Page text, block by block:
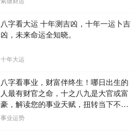
八字看大运 十年测吉凶，十年一运卜吉
凶，未来命运全知晓。
十年大运
八字看事业，财富伴终生！哪日出生的
人最有财官之命，十之八九是大官或富
豪，解读您的事业天赋，扭转当下不利
困局！！
事业运势